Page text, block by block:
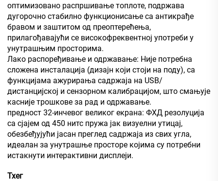
оптимизовано распршивање топлоте, подржава
дугорочно стабилно функционисање са антикрађе
бравом и заштитом од преоптерећења,
прилагођавајући се високофреквентној употреби у
унутрашњим просторима.
Лако распоређивање и одржавање: Није потребна
сложена инсталација (дизајн који стоји на поду), са
функцијама ажурирања садржаја на USB/
дистанцијској и сензорном калибрацијом, што смањује
касније трошкове за рад и одржавање.
предност 32-инчевог великог екрана: ФХД резолуција
са сјајем од 450 нитс пружа јак визуелни утицај,
обезбеђујући јасан преглед садржаја из свих угла,
идеалан за унутрашње просторе којима су потребни
истакнути интерактивни дисплеји.
Тхег